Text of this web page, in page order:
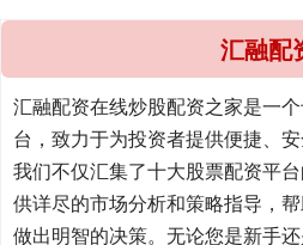
汇融配
汇融配资在线炒股配资之家是一
台，致力于为投资者提供便捷、安
我们不仅汇集了十大股票配资平
供详尽的市场分析和策略指导，
做出明智的决策。无论您是新手